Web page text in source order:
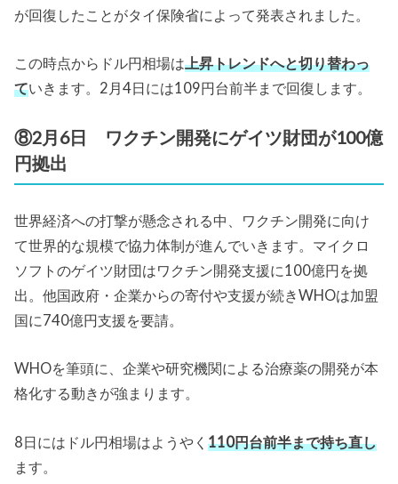
が回復したことがタイ保険省によって発表されました。
この時点からドル円相場は上昇トレンドへと切り替わっ
ていきます。2月4日には109円台前半まで回復します。
⑧2月6日 ワクチン開発にゲイツ財団が100億
円拠出
世界経済への打撃が懸念される中、ワクチン開発に向け
て世界的な規模で協力体制が進んでいきます。マイクロ
ソフトのゲイツ財団はワクチン開発支援に100億円を拠
出。他国政府・企業からの寄付や支援が続きWHOは加盟
国に740億円支援を要請。
WHOを筆頭に、企業や研究機関による治療薬の開発が本
格化する動きが強まります。
8日にはドル円相場はようやく110円台前半まで持ち直し
ます。